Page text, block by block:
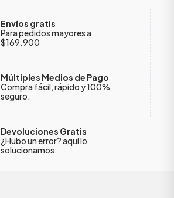
Envíos gratis
Para pedidos mayores a
$169.900
Múltiples Medios de Pago
Compra fácil, rápido y 100%
seguro.
Devoluciones Gratis
¿Hubo un error?aquílo
solucionamos.